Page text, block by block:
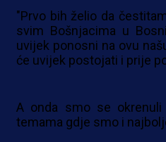
"Prvo bih želio da
svim Bošnjacima u
uvijek ponosni na ovu
će uvijek postojati i prije
A onda smo se
temama gdje smo i